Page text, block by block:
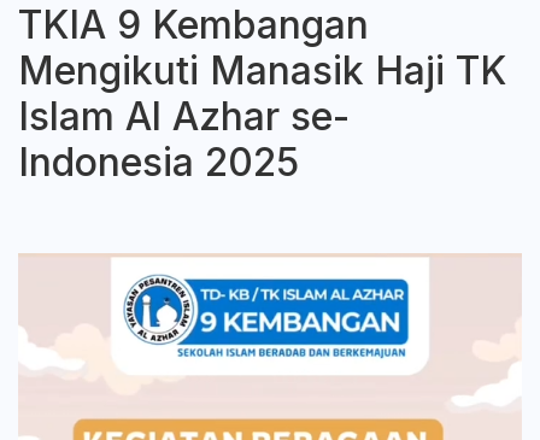
TKIA 9 Kembangan
Mengikuti Manasik Haji TK
Islam Al Azhar se-
Indonesia 2025